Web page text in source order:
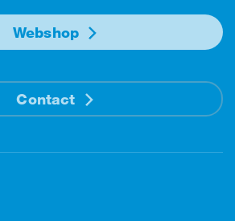
Webshop
Contact